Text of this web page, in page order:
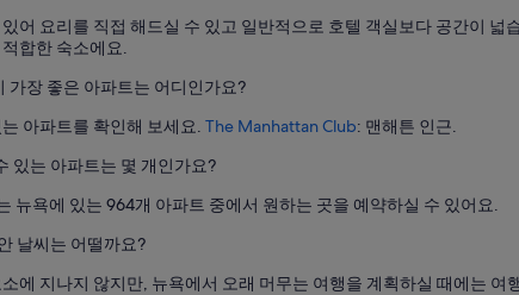
어 요리를 직접 해드실 수 있고 일반적으로 호텔 객실보다 공간이
합한 숙소에요.
가장 좋은 아파트는 어디인가요?
아파트를 확인해 보세요. The Manhattan Club: 맨해튼 인근.
있는 아파트는 몇 개인가요?
뉴욕에 있는 964개 아파트 중에서 원하는 곳을 예약하실 수 있어요.
날씨는 어떨까요?
에 지나지 않지만, 뉴욕에서 오래 머무는 여행을 계획하실 때에는